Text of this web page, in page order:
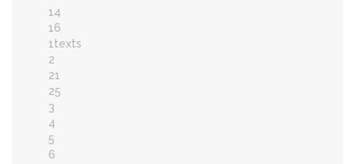
14
16
1texts
2
21
25
3
4
5
6